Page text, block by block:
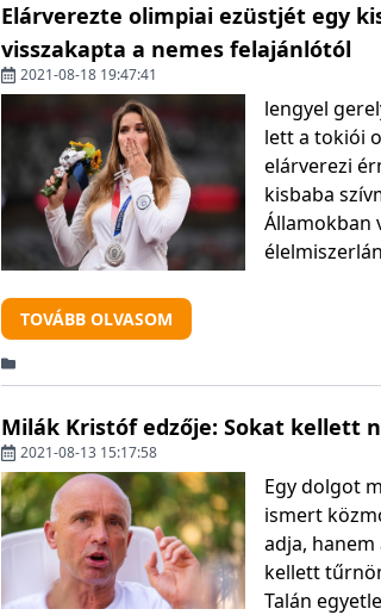
Elárverezte olimpiai ezüstjét egy
visszakapta a nemes felajánlótól
2021-08-18 19:47:41
lengyel
lett a tokiói
elárverezi
kisbaba
Államokban
TOVÁBB OLVASOM
Milák Kristóf edzője: Sokat kellett
2021-08-13 15:17:58
Egy dolgot
ismert
adja,
kellett
Talán